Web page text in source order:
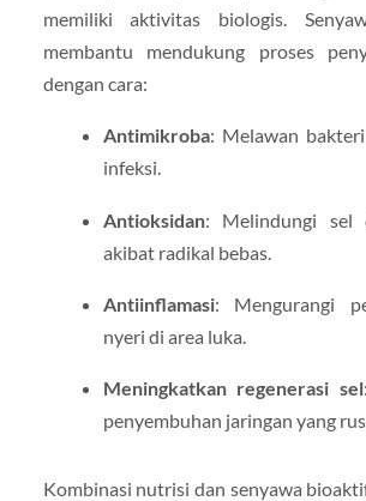
memiliki aktivitas biologis.
membantu mendukung proses
dengan cara:
Antimikroba: Melawan
infeksi.
Antioksidan: Melindungi sel
akibat radikal bebas.
Antiinflamasi: Mengurangi
nyeri di area luka.
Meningkatkan regenerasi sel
penyembuhan jaringan yang
Kombinasi nutrisi dan senyawa